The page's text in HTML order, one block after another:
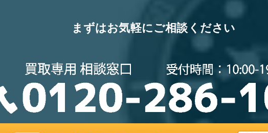
まずはお気軽にご相談ください